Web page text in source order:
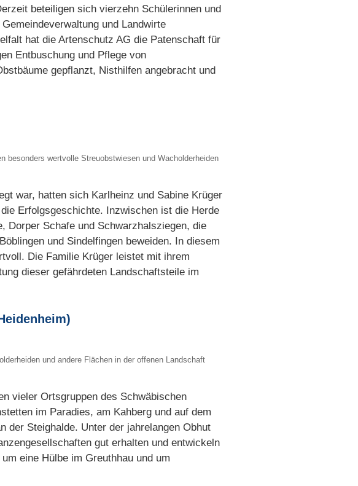
beteiligen sich vierzehn Schülerinnen und
und Landwirte
hat die Artenschutz AG die Patenschaft für
Entbuschung und Pflege von
gepflanzt, Nisthilfen angebracht und
besonders wertvolle Streuobstwiesen und Wacholderheiden
war, hatten sich Karlheinz und Sabine Krüger
Erfolgsgeschichte. Inzwischen ist die Herde
Dorper Schafe und Schwarzhalsziegen, die
und Sindelfingen beweiden. In diesem
Die Familie Krüger leistet mit ihrem
dieser gefährdeten Landschaftsteile im
und andere Flächen in der offenen Landschaft
vieler Ortsgruppen des Schwäbischen
im Paradies, am Kahberg und auf dem
der Steighalde. Unter der jahrelangen Obhut
gut erhalten und entwickeln
eine Hülbe im Greuthhau und um